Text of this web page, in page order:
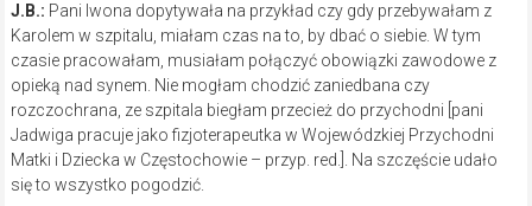
J.B.: Pani Iwona dopytywała na przykład czy gdy przebywałam z
Karolem w szpitalu, miałam czas na to, by dbać o siebie. W tym
czasie pracowałam, musiałam połączyć obowiązki zawodowe z
opieką nad synem. Nie mogłam chodzić zaniedbana czy
rozczochrana, ze szpitala biegłam przecież do przychodni [pani
Jadwiga pracuje jako fizjoterapeutka w Wojewódzkiej Przychodni
Matki i Dziecka w Częstochowie – przyp. red.]. Na szczęście udało
się to wszystko pogodzić.